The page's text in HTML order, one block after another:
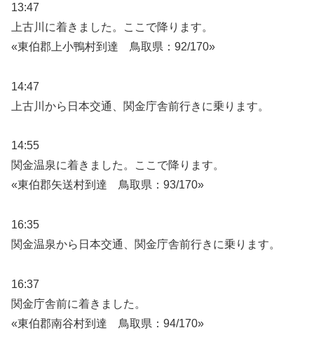
13:47
上古川に着きました。ここで降ります。
«東伯郡上小鴨村到達 鳥取県：92/170»
14:47
上古川から日本交通、関金庁舎前行きに乗ります。
14:55
関金温泉に着きました。ここで降ります。
«東伯郡矢送村到達 鳥取県：93/170»
16:35
関金温泉から日本交通、関金庁舎前行きに乗ります。
16:37
関金庁舎前に着きました。
«東伯郡南谷村到達 鳥取県：94/170»